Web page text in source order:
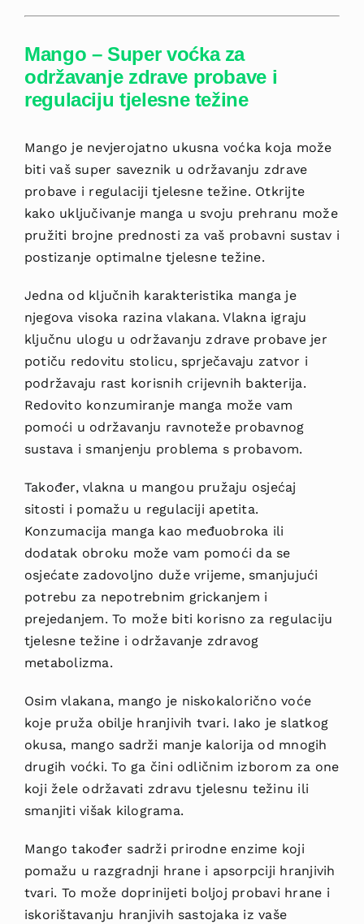
Mango – Super voćka za
održavanje zdrave probave i
regulaciju tjelesne težine
Mango je nevjerojatno ukusna voćka koja može
biti vaš super saveznik u održavanju zdrave
probave i regulaciji tjelesne težine. Otkrijte
kako uključivanje manga u svoju prehranu može
pružiti brojne prednosti za vaš probavni sustav i
postizanje optimalne tjelesne težine.
Jedna od ključnih karakteristika manga je
njegova visoka razina vlakana. Vlakna igraju
ključnu ulogu u održavanju zdrave probave jer
potiču redovitu stolicu, sprječavaju zatvor i
podržavaju rast korisnih crijevnih bakterija.
Redovito konzumiranje manga može vam
pomoći u održavanju ravnoteže probavnog
sustava i smanjenju problema s probavom.
Također, vlakna u mangou pružaju osjećaj
sitosti i pomažu u regulaciji apetita.
Konzumacija manga kao međuobroka ili
dodatak obroku može vam pomoći da se
osjećate zadovoljno duže vrijeme, smanjujući
potrebu za nepotrebnim grickanjem i
prejedanjem. To može biti korisno za regulaciju
tjelesne težine i održavanje zdravog
metabolizma.
Osim vlakana, mango je niskokalorično voće
koje pruža obilje hranjivih tvari. Iako je slatkog
okusa, mango sadrži manje kalorija od mnogih
drugih voćki. To ga čini odličnim izborom za one
koji žele održavati zdravu tjelesnu težinu ili
smanjiti višak kilograma.
Mango također sadrži prirodne enzime koji
pomažu u razgradnji hrane i apsorpciji hranjivih
tvari. To može doprinijeti boljoj probavi hrane i
iskorištavanju hranjivih sastojaka iz vaše